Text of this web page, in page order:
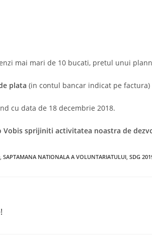
mai mari de 10 bucati, pretul unui
plata (in contul bancar indicat pe factura)
cu data de 18 decembrie 2018.
Vobis sprijiniti activitatea noastra de
SAPTAMANA NATIONALA A VOLUNTARIATULUI SDG